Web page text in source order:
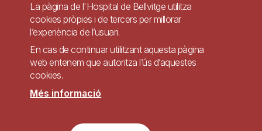
Pie
página
Contacte
Accessibilitat Avís legal Ajuda
Lloc web accessible de conformitat amb el Reial Decret 1112/2018, de 7 de
La pàgina de l'Hospital de Bellvitge utilitza
cookies pròpies i de tercers per millorar
l’experiència de l’usuari.
En cas de continuar utilitzant aquesta pàgina
web entenem que autoritza l’ús d’aquestes
cookies.
Més informació